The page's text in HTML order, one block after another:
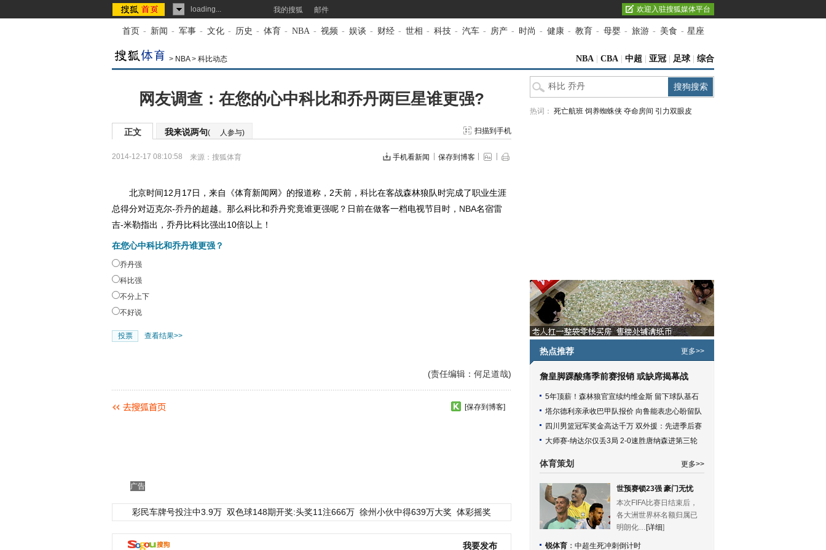
loading... 我的搜狐 邮件 欢迎入驻搜狐媒体平台
首页 - 新闻 - 军事 - 文化 - 历史 - 体育 - NBA - 视频 - 娱谈 - 财经 - 世相 - 科技 - 汽车 - 房产 - 时尚 - 健康 - 教育 - 母婴 - 旅游 - 美食 - 星座
> NBA> 科比动态 NBA CBA 中超 亚冠 足球 综合
网友调查：在您的心中科比和乔丹两巨星谁更强?
正文 我来说两句( 人参与) 扫描到手机
2014-12-17 08:10:58 来源： 搜狐体育 手机看新闻 保存到博客
北京时间12月17日，来自《体育新闻网》的报道称，2天前， 科比在客战森林狼队时完成了职业生涯
总得分对迈克尔-乔丹的超越。那么科比和乔丹究竟谁更强呢？日前在做客一档电视节目时， NBA名宿雷
吉-米勒指出，乔丹比科比强出10倍以上！
在您心中科比和乔丹谁更强？
乔丹强
科比强
不分上下
不好说
查看结果>>
(责任编辑：何足道哉)
[保存到博客]
广告
彩民车牌号投注中3.9万 双色球148期开奖:头奖11注666万 徐州小伙中得639万大奖 体彩摇奖
我要发布
热词： 死亡航班 饲养蜘蛛侠 夺命房间 引力双眼皮
热点推荐 更多>>
詹皇脚踝酸痛季前赛报销 或缺席揭幕战
5年顶薪！森林狼官宣续约维金斯 留下球队基石
塔尔德利亲承收巴甲队报价 向鲁能表忠心盼留队
四川男篮冠军奖金高达千万 双外援：先进季后赛
大师赛-纳达尔仅丢3局 2-0速胜唐纳森进第三轮
体育策划 更多>>
世预赛锁23强 豪门无忧
本次FIFA比赛日结束后，
各大洲世界杯名额归属已
明朗化… [详细]
锐体育 ： 中超生死冲刺倒计时